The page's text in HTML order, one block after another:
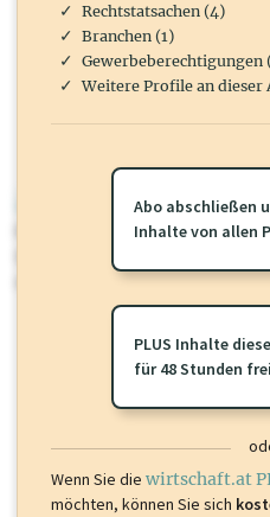
wirtschaft.at PLUS
Für dieses Profil gibt es
oder loggen Sie sich ein um diese
Rechtstatsachen (4)
Branchen (1)
Gewerbeberechtigungen
Weitere Profile an dieser
Abo abschließen
Inhalte von allen
PLUS Inhalte
für 48 Stunden
Wenn Sie die wirtschaft.at
möchten, können Sie sich